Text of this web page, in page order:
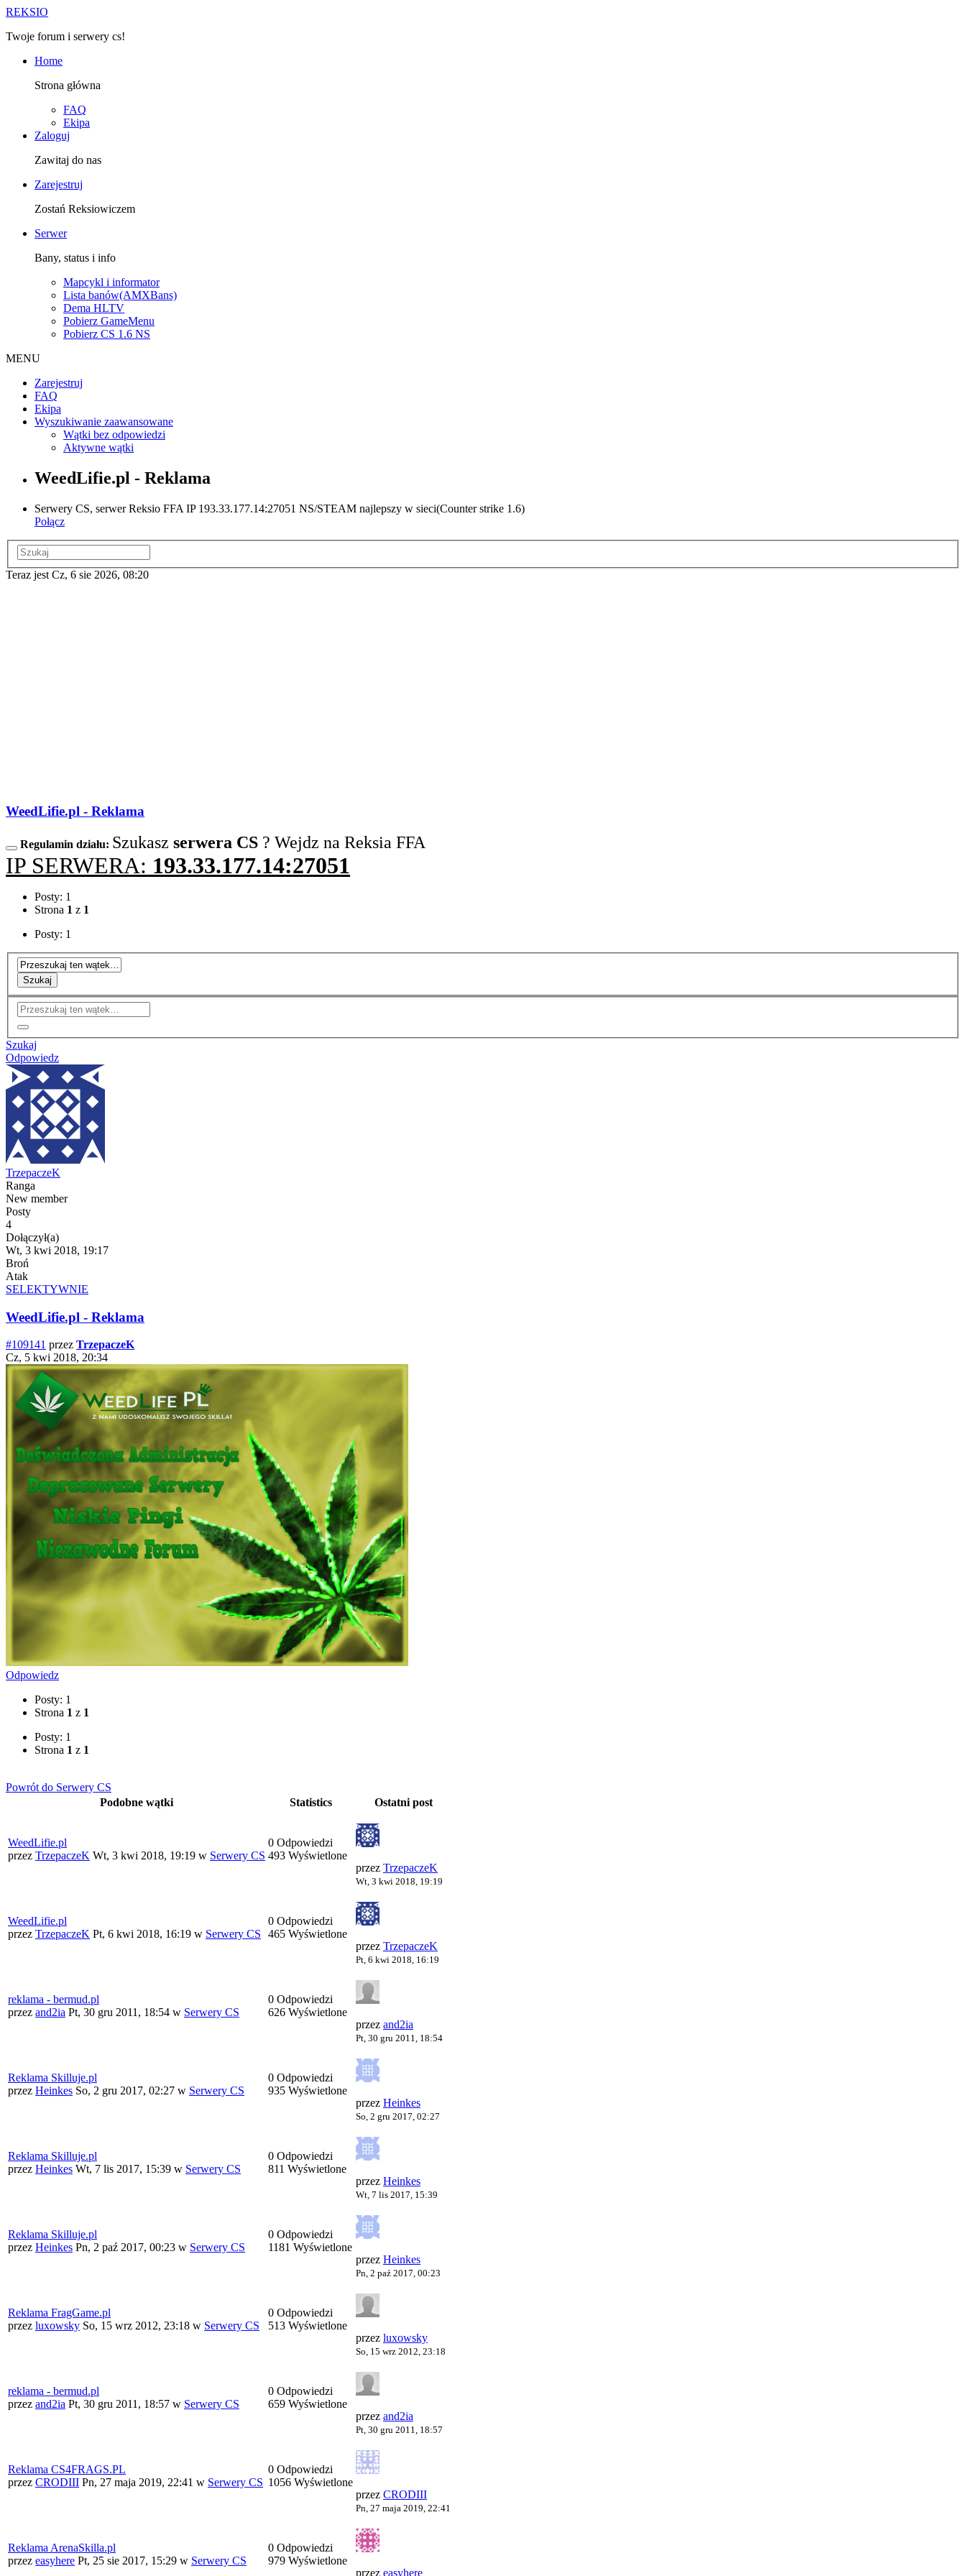
REKSIO
Twoje forum i serwery cs!
Home
Strona główna
FAQ
Ekipa
Zaloguj
Zawitaj do nas
Zarejestruj
Zostań Reksiowiczem
Serwer
Bany, status i info
Mapcykl i informator
Lista banów(AMXBans)
Dema HLTV
Pobierz GameMenu
Pobierz CS 1.6 NS
MENU
Zarejestruj
FAQ
Ekipa
Wyszukiwanie zaawansowane
Wątki bez odpowiedzi
Aktywne wątki
WeedLifie.pl - Reklama
Serwery CS, serwer Reksio FFA IP 193.33.177.14:27051 NS/STEAM najlepszy w sieci(Counter strike 1.6)
Połącz
Teraz jest Cz, 6 sie 2026, 08:20
WeedLifie.pl - Reklama
Regulamin działu: Szukasz serwera CS ? Wejdz na Reksia FFA
IP SERWERA: 193.33.177.14:27051
Posty: 1
Strona 1 z 1
Posty: 1
Szukaj
Szukaj
Odpowiedz
TrzepaczeK
Ranga
New member
Posty
4
Dołączył(a)
Wt, 3 kwi 2018, 19:17
Broń
Atak
SELEKTYWNIE
WeedLifie.pl - Reklama
#109141 przez TrzepaczeK
Cz, 5 kwi 2018, 20:34
Odpowiedz
Posty: 1
Strona 1 z 1
Posty: 1
Strona 1 z 1
Powrót do Serwery CS
Podobne wątki
Statistics Ostatni post
WeedLifie.pl
przez TrzepaczeK Wt, 3 kwi 2018, 19:19 w Serwery CS
0 Odpowiedzi
493 Wyświetlone
przez TrzepaczeK
Wt, 3 kwi 2018, 19:19
WeedLifie.pl
przez TrzepaczeK Pt, 6 kwi 2018, 16:19 w Serwery CS
0 Odpowiedzi
465 Wyświetlone
przez TrzepaczeK
Pt, 6 kwi 2018, 16:19
reklama - bermud.pl
przez and2ia Pt, 30 gru 2011, 18:54 w Serwery CS
0 Odpowiedzi
626 Wyświetlone
przez and2ia
Pt, 30 gru 2011, 18:54
Reklama Skilluje.pl
przez Heinkes So, 2 gru 2017, 02:27 w Serwery CS
0 Odpowiedzi
935 Wyświetlone
przez Heinkes
So, 2 gru 2017, 02:27
Reklama Skilluje.pl
przez Heinkes Wt, 7 lis 2017, 15:39 w Serwery CS
0 Odpowiedzi
811 Wyświetlone
przez Heinkes
Wt, 7 lis 2017, 15:39
Reklama Skilluje.pl
przez Heinkes Pn, 2 paź 2017, 00:23 w Serwery CS
0 Odpowiedzi
1181 Wyświetlone
przez Heinkes
Pn, 2 paź 2017, 00:23
Reklama FragGame.pl
przez luxowsky So, 15 wrz 2012, 23:18 w Serwery CS
0 Odpowiedzi
513 Wyświetlone
przez luxowsky
So, 15 wrz 2012, 23:18
reklama - bermud.pl
przez and2ia Pt, 30 gru 2011, 18:57 w Serwery CS
0 Odpowiedzi
659 Wyświetlone
przez and2ia
Pt, 30 gru 2011, 18:57
Reklama CS4FRAGS.PL
przez CRODIII Pn, 27 maja 2019, 22:41 w Serwery CS
0 Odpowiedzi
1056 Wyświetlone
przez CRODIII
Pn, 27 maja 2019, 22:41
Reklama ArenaSkilla.pl
przez easyhere Pt, 25 sie 2017, 15:29 w Serwery CS
0 Odpowiedzi
979 Wyświetlone
przez easyhere